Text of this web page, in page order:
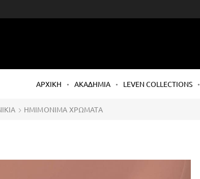
ΑΡΧΙΚΗ ΑΚΑΔΗΜΙΑ LEVEN COLLECTIONS
ΗΜΙΜΟΝΙΜΑ ΧΡΩΜΑΤΑ